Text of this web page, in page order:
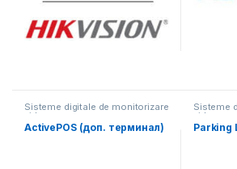
Sisteme digitale de monitorizare
video
ActivePOS (доп. терминал)
Sisteme
video
Parking